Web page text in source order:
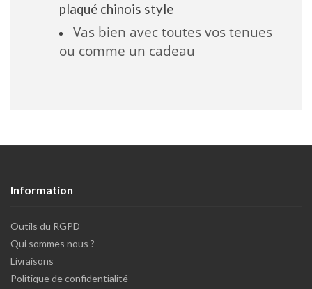
plaqué chinois style
Vas bien avec toutes vos tenues
ou comme un cadeau
Information
Outils du RGPD
Qui sommes nous ?
Livraisons
Politique de confidentialité